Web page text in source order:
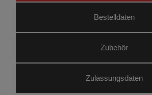
Bestelldaten
Zubehör
Zulassungsdaten